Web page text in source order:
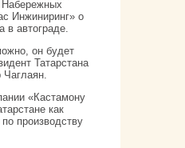
Набережных
Инжиниринг» о
в автограде.
он будет
Татарстана
«Кастамону
как
производству